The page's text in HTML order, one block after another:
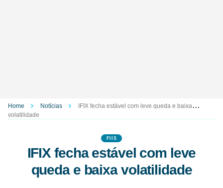
Home Notícias
IFIX fecha estável com leve queda e baixa
volatilidade
FIIS
IFIX fecha estável com leve
queda e baixa volatilidade